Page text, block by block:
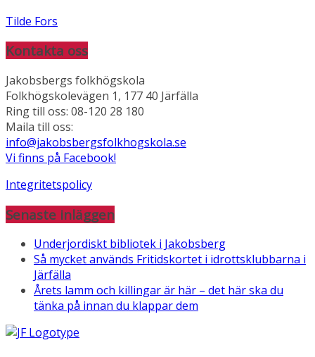
Tilde Fors
Kontakta oss
Jakobsbergs folkhögskola
Folkhögskolevägen 1, 177 40 Järfälla
Ring till oss: 08-120 28 180
Maila till oss:
info@jakobsbergsfolkhogskola.se
Vi finns på Facebook!
Integritetspolicy
Senaste inläggen
Underjordiskt bibliotek i Jakobsberg
Så mycket används Fritidskortet i idrottsklubbarna i
Järfälla
Årets lamm och killingar är här – det här ska du
tänka på innan du klappar dem